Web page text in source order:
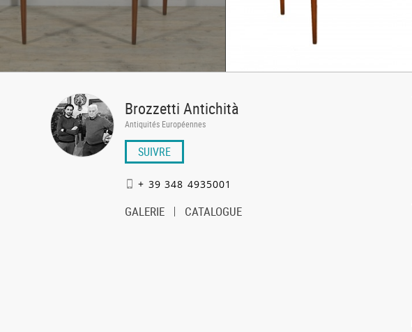
Brozzetti Antichità
Antiquités Européennes
SUIVRE
+ 39 348 4935001
GALERIE CATALOGUE